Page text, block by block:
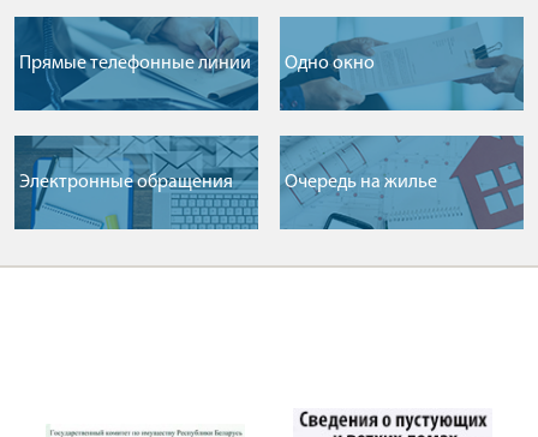
Прямые телефонные линии Одно окно
Электронные обращения Очередь на жилье